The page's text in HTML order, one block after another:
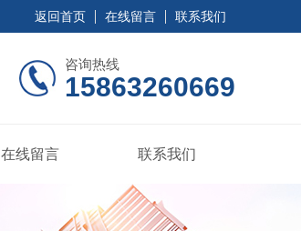
返回首页 在线留言 联系我们
咨询热线
15863260669
在线留言 联系我们